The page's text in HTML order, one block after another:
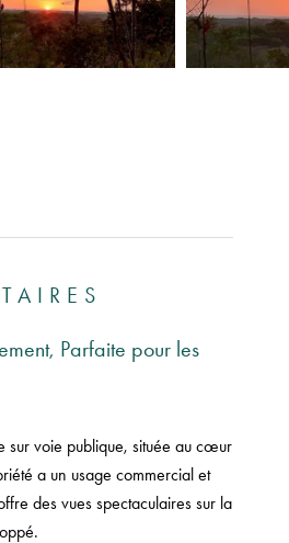
Parfaite pour les
sur voie publique, située au cœur
a un usage commercial et
des vues spectaculaires sur la